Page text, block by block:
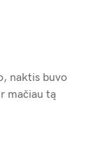
naktis buvo
mačiau tą